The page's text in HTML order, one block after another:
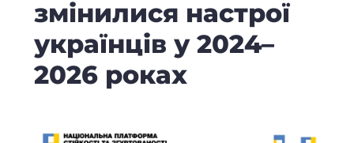
єдність.
змінилися настрої
українців у 2024–
2026 роках